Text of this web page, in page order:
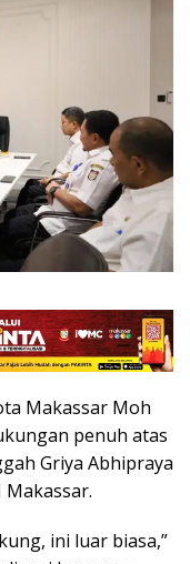
Makassar Moh
penuh atas
Griya Abhipraya
Makassar.
ini luar biasa,”